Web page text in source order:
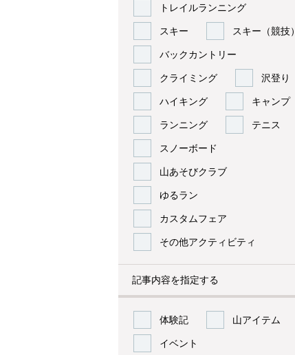
トレイルランニング
スキー スキー（競技）
バックカントリー
クライミング 沢登り
ハイキング キャンプ
ランニング テニス
スノーボード
山あそびクラブ
ゆるラン
カスタムフェア
その他アクティビティ
記事内容を指定する
体験記 山アイテム
イベント